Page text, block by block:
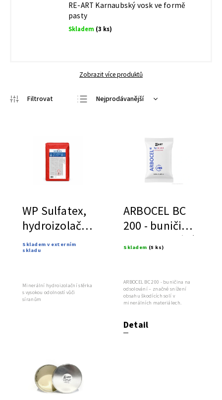
RE-ART Karnaubský vosk ve formě
pasty
Skladem (3 ks)
Zobrazit více produktů
Nejprodávanější
WP Sulfatex,
hydroizolační
stěrka
Skladem v externím
skladu
Minerální hydroizolační stěrka
s vysokou odolností vůči
síranům
ARBOCEL BC
200 - buničina
na odsolování
Skladem (5 ks)
Detail
ARBOCEL BC 200 - buničina na
odsolování – značné snížení
obsahu škodících solí v
minerálních materiálech.